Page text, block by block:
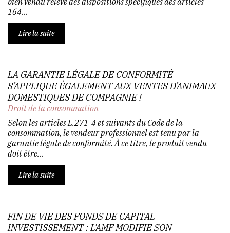
164...
Lire la suite
LA GARANTIE LÉGALE DE CONFORMITÉ
S’APPLIQUE ÉGALEMENT AUX VENTES D’ANIMAUX
DOMESTIQUES DE COMPAGNIE !
Droit de la consommation
Selon les articles L.271-4 et suivants du Code de la
consommation, le vendeur professionnel est tenu par la
garantie légale de conformité. À ce titre, le produit vendu
doit être...
Lire la suite
FIN DE VIE DES FONDS DE CAPITAL
INVESTISSEMENT : L'AMF MODIFIE SON